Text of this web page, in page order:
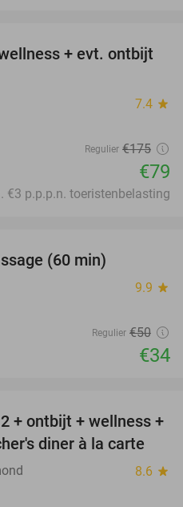
55%
+ evt. ontbijt
7.4 star
Regulier €175
€79
€3 p.p.p.n. toeristenbelasting
(60 min)
9.9 star
Regulier €50
€34
21%
+ ontbijt + wellness +
diner à la carte
8.6 star